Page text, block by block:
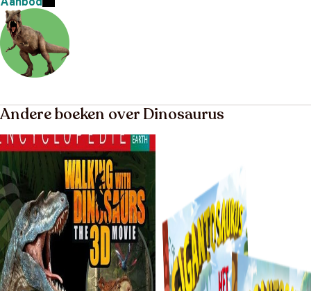
Andere boeken over Dinosaurus